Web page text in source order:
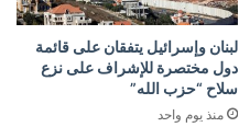
لبنان وإسرائيل يتفقان على قائمة
دول مختصرة للإشراف على نزع
سلاح “حزب الله”
منذ يوم واحد